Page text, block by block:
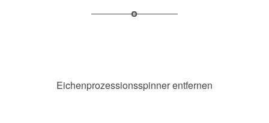
Eichenprozessionsspinner entfernen